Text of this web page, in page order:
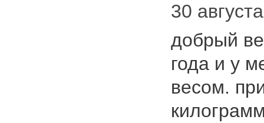
30
добрый
года и у
весом.